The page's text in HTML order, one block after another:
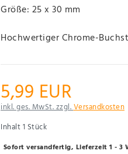
Größe: 25 x 30 mm
Hochwertiger Chrome-
5,99 EUR
inkl. ges. MwSt. zzgl.Versandkosten
Inhalt1 Stück
Sofort versandfertig, Lieferzeit 1 - 3